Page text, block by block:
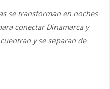
se transforman en noches
conectar Dinamarca y
y se separan de